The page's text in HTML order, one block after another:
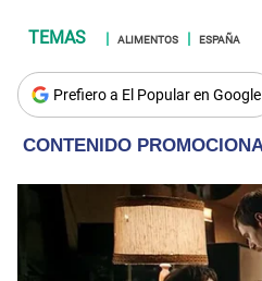
ALIMENTOS ESPAÑA
Prefiero a El Popular en Google